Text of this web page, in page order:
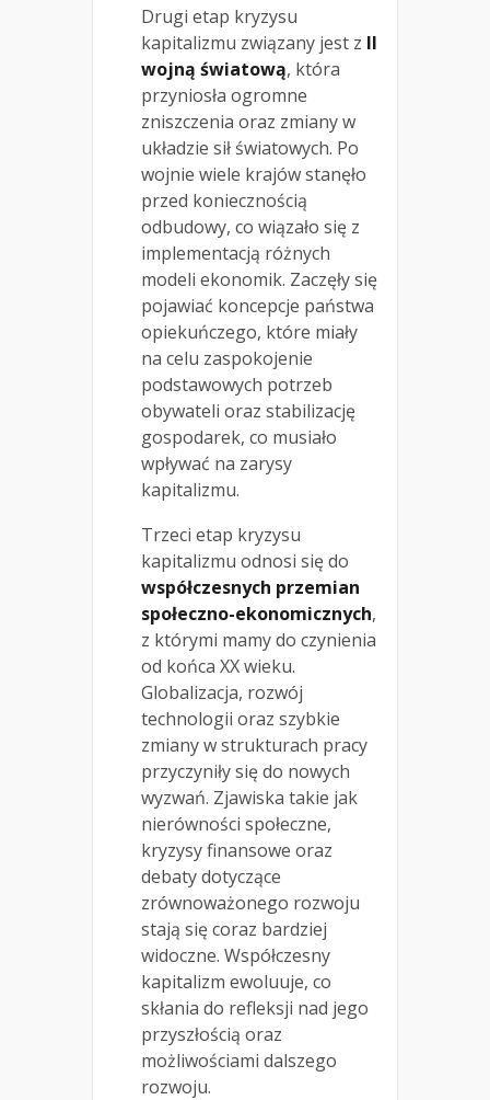
Drugi etap kryzysu
kapitalizmu związany jest z II
wojną światową, która
przyniosła ogromne
zniszczenia oraz zmiany w
układzie sił światowych. Po
wojnie wiele krajów stanęło
przed koniecznością
odbudowy, co wiązało się z
implementacją różnych
modeli ekonomik. Zaczęły się
pojawiać koncepcje państwa
opiekuńczego, które miały
na celu zaspokojenie
podstawowych potrzeb
obywateli oraz stabilizację
gospodarek, co musiało
wpływać na zarysy
kapitalizmu.
Trzeci etap kryzysu
kapitalizmu odnosi się do
współczesnych przemian
społeczno-ekonomicznych,
z którymi mamy do czynienia
od końca XX wieku.
Globalizacja, rozwój
technologii oraz szybkie
zmiany w strukturach pracy
przyczyniły się do nowych
wyzwań. Zjawiska takie jak
nierówności społeczne,
kryzysy finansowe oraz
debaty dotyczące
zrównoważonego rozwoju
stają się coraz bardziej
widoczne. Współczesny
kapitalizm ewoluuje, co
skłania do refleksji nad jego
przyszłością oraz
możliwościami dalszego
rozwoju.